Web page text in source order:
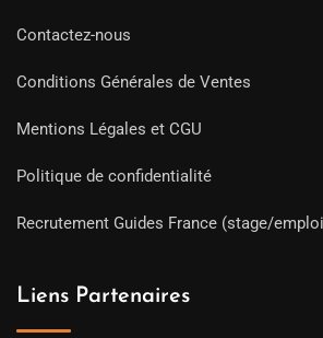
Contactez-nous
Conditions Générales de Ventes
Mentions Légales et CGU
Politique de confidentialité
Recrutement Guides France (stage/
Liens Partenaires